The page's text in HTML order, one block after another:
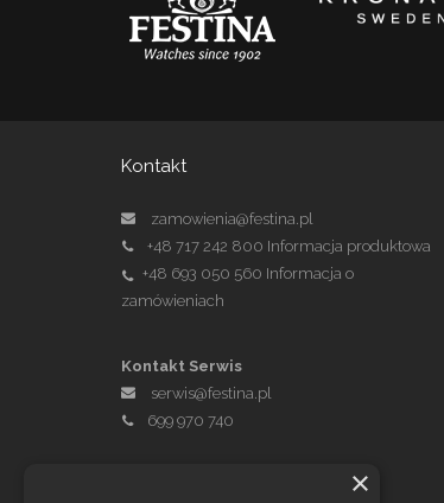
Kontakt
zamowienia@festina.pl
+48 717 242 800 Informacja produktowa
+48 693 050 560 Informacja o
zamówieniach
Kontakt Serwis
serwis@festina.pl
699 970 740
×